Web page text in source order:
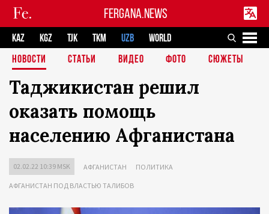
FERGANA.NEWS
KAZ KGZ TJK TKM UZB
WORLD
НОВОСТИ
СТАТЬИ ВИДЕО ФОТО СЮЖЕТЫ
Таджикистан решил
оказать помощь
населению Афганистана
02.02.22 10:39 MSK АФГАНИСТАН ПОЛИТИКА
АФГАНИСТАН ПОД ВЛАСТЬЮ ТАЛИБОВ